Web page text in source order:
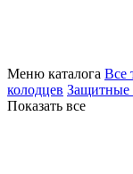
Меню каталога Все
колодцев Защитные
Показать все